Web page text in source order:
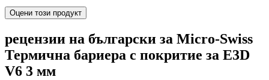
Оцени този продукт
рецензии на български за Micro-Swiss
Термична бариера с покритие за E3D
V6 3 мм